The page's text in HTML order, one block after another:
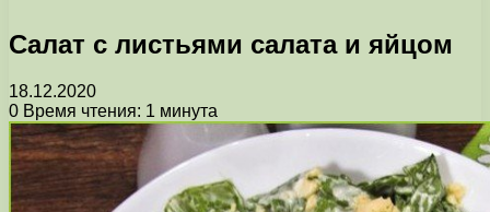
Cалат с листьями салата и яйцом
18.12.2020
0 Время чтения: 1 минута